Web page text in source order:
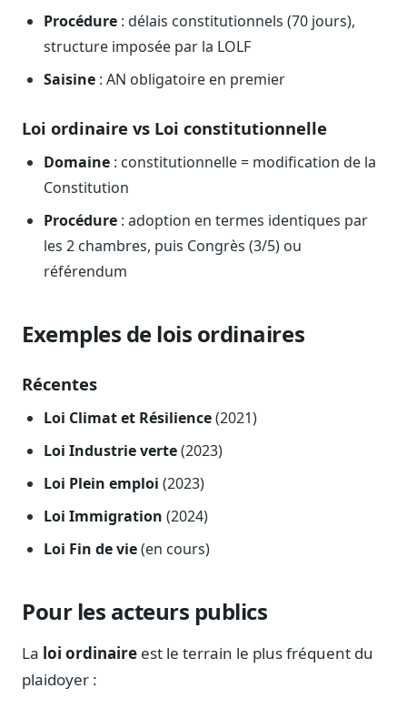
Procédure : délais constitutionnels (70 jours),
structure imposée par la LOLF
Saisine : AN obligatoire en premier
Loi ordinaire vs Loi constitutionnelle
Domaine : constitutionnelle = modification de la
Constitution
Procédure : adoption en termes identiques par
les 2 chambres, puis Congrès (3/5) ou
référendum
Exemples de lois ordinaires
Récentes
Loi Climat et Résilience(2021)
Loi Industrie verte(2023)
Loi Plein emploi (2023)
Loi Immigration (2024)
Loi Fin de vie(en cours)
Pour les acteurs publics
La loi ordinaire est le terrain le plus fréquent du
plaidoyer :